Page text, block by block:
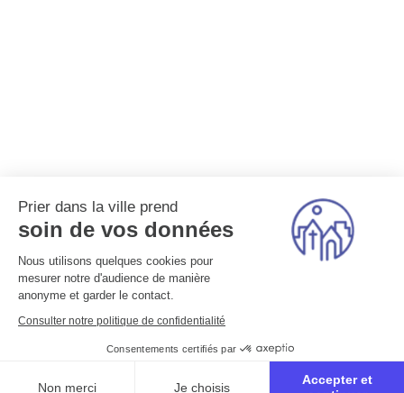
Prier dans la ville prend
soin de vos données
Nous utilisons quelques cookies pour
mesurer notre d'audience de manière
anonyme et garder le contact.
Consulter notre politique de confidentialité
Consentements certifiés par
Non merci Je choisis
Accepter et